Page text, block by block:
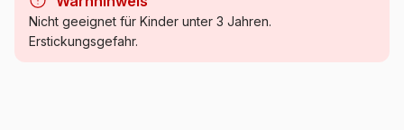
Kategorie Puzzle Meer und Ozean
Nicht geeignet für Kinder unter 3 Jahren.
Erstickungsgefahr.